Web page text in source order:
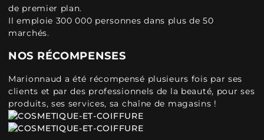
de premier plan.
Il emploie 300 000 personnes dans plus de 50
marchés.
NOS RÉCOMPENSES
Marionnaud a été récompensé plusieurs fois par ses
clients et par des professionnels de la beauté, pour ses
produits, ses services, sa chaîne de magasins !